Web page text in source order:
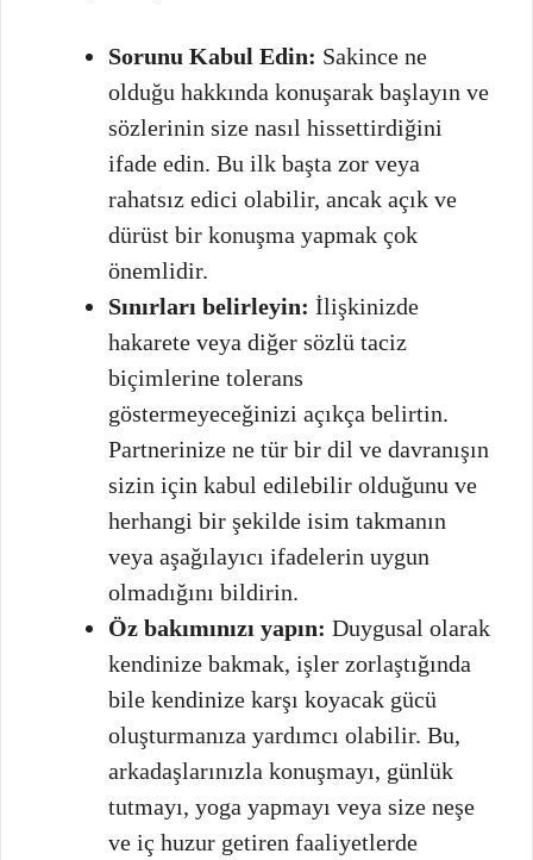
Sorunu Kabul Edin: Sakince ne
olduğu hakkında konuşarak başlayın ve
sözlerinin size nasıl hissettirdiğini
ifade edin. Bu ilk başta zor veya
rahatsız edici olabilir, ancak açık ve
dürüst bir konuşma yapmak çok
önemlidir.
Sınırları belirleyin: İlişkinizde
hakarete veya diğer sözlü taciz
biçimlerine tolerans
göstermeyeceğinizi açıkça belirtin.
Partnerinize ne tür bir dil ve davranışın
sizin için kabul edilebilir olduğunu ve
herhangi bir şekilde isim takmanın
veya aşağılayıcı ifadelerin uygun
olmadığını bildirin.
Öz bakımınızı yapın: Duygusal olarak
kendinize bakmak, işler zorlaştığında
bile kendinize karşı koyacak gücü
oluşturmanıza yardımcı olabilir. Bu,
arkadaşlarınızla konuşmayı, günlük
tutmayı, yoga yapmayı veya size neşe
ve iç huzur getiren faaliyetlerde